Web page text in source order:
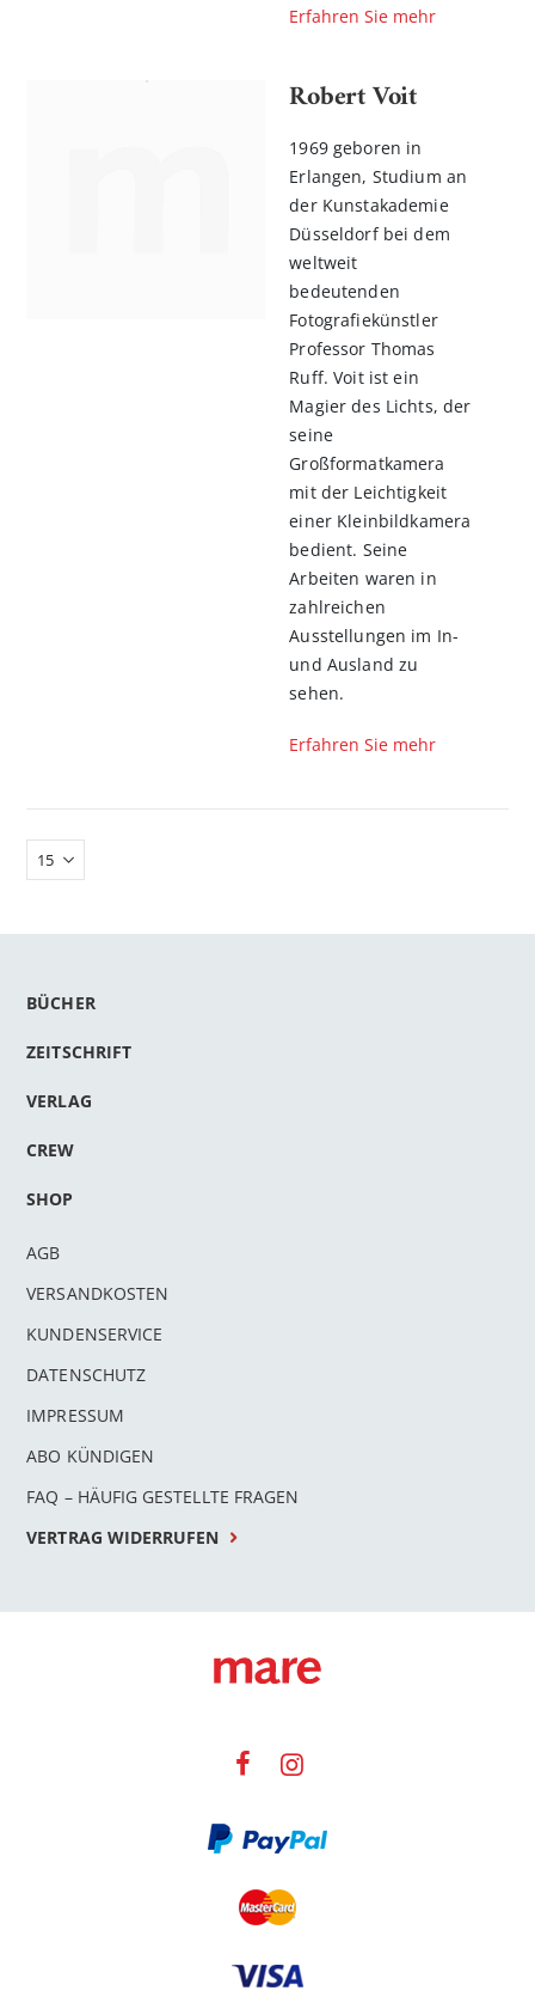
Erfahren Sie mehr
Robert Voit
1969 geboren in
Erlangen, Studium an
der Kunstakademie
Düsseldorf bei dem
weltweit
bedeutenden
Fotografiekünstler
Professor Thomas
Ruff. Voit ist ein
Magier des Lichts, der
seine
Großformatkamera
mit der Leichtigkeit
einer Kleinbildkamera
bedient. Seine
Arbeiten waren in
zahlreichen
Ausstellungen im In-
und Ausland zu
sehen.
Erfahren Sie mehr
BÜCHER
ZEITSCHRIFT
VERLAG
CREW
SHOP
AGB
VERSANDKOSTEN
KUNDENSERVICE
DATENSCHUTZ
IMPRESSUM
ABO KÜNDIGEN
FAQ – HÄUFIG GESTELLTE FRAGEN
VERTRAG WIDERRUFEN